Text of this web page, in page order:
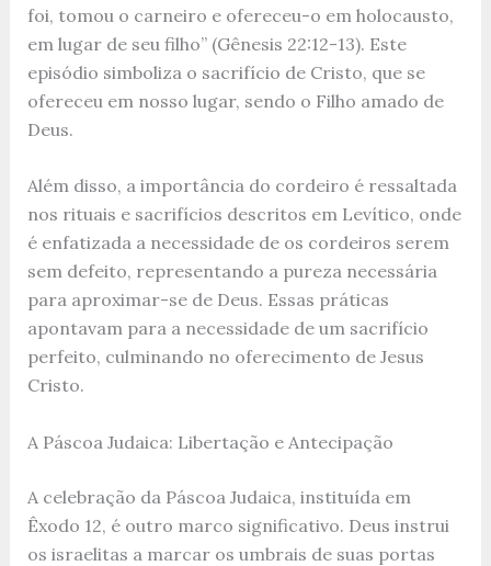
foi, tomou o carneiro e ofereceu-o em holocausto,
em lugar de seu filho” (Gênesis 22:12-13). Este
episódio simboliza o sacrifício de Cristo, que se
ofereceu em nosso lugar, sendo o Filho amado de
Deus.
Além disso, a importância do cordeiro é ressaltada
nos rituais e sacrifícios descritos em Levítico, onde
é enfatizada a necessidade de os cordeiros serem
sem defeito, representando a pureza necessária
para aproximar-se de Deus. Essas práticas
apontavam para a necessidade de um sacrifício
perfeito, culminando no oferecimento de Jesus
Cristo.
A Páscoa Judaica: Libertação e Antecipação
A celebração da Páscoa Judaica, instituída em
Êxodo 12, é outro marco significativo. Deus instrui
os israelitas a marcar os umbrais de suas portas